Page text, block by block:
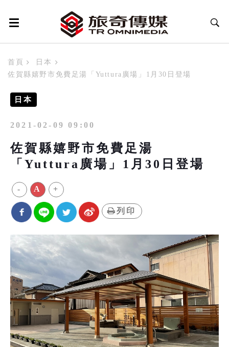
首頁
日本
佐賀縣嬉野市免費足湯「Yuttura廣場」1月30日登場
日本
2021-02-09 09:00
佐賀縣嬉野市免費足湯
「Yuttura廣場」1月30日登場
- A +
列印